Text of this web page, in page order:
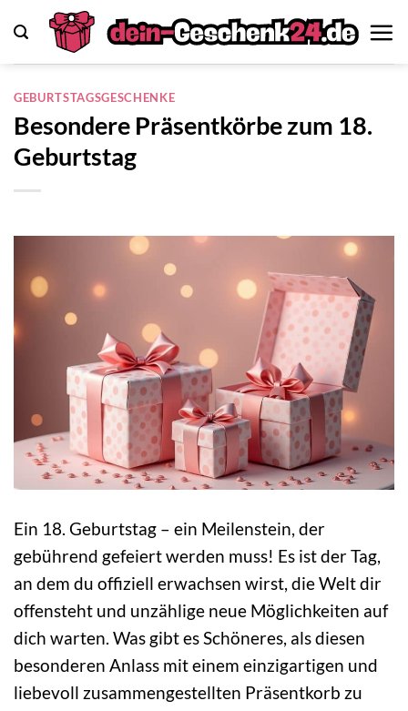
Inhalt
springen
GEBURTSTAGSGESCHENKE
Besondere Präsentkörbe zum 18.
Geburtstag
Ein 18. Geburtstag – ein Meilenstein, der
gebührend gefeiert werden muss! Es ist der Tag,
an dem du offiziell erwachsen wirst, die Welt dir
offensteht und unzählige neue Möglichkeiten auf
dich warten. Was gibt es Schöneres, als diesen
besonderen Anlass mit einem einzigartigen und
liebevoll zusammengestellten Präsentkorb zu